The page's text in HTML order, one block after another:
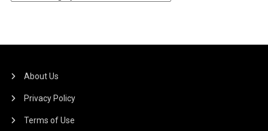
About Us
Privacy Policy
Terms of Use